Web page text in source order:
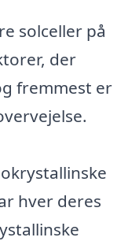
solceller på
der
fremmest er
hver deres